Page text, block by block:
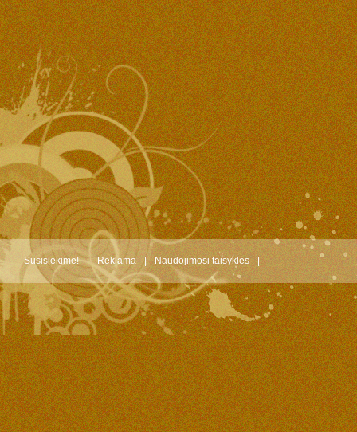
Susisiekime! | Reklama | Naudojimosi taisyklės |